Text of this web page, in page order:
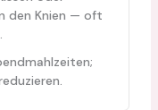
den Knien — oft